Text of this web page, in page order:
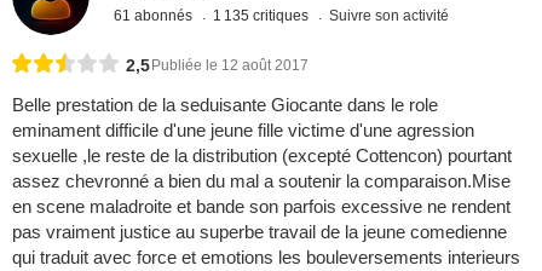
61 abonnés 1 135 critiques Suivre son activité
2,5 Publiée le 12 août 2017
Belle prestation de la seduisante Giocante dans le role
eminament difficile d'une jeune fille victime d'une agression
sexuelle ,le reste de la distribution (excepté Cottencon) pourtant
assez chevronné a bien du mal a soutenir la comparaison.Mise
en scene maladroite et bande son parfois excessive ne rendent
pas vraiment justice au superbe travail de la jeune comedienne
qui traduit avec force et emotions les bouleversements interieurs